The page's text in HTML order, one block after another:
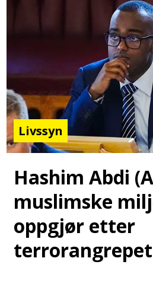
Livssyn
Hashim Abdi
muslimske
oppgjør etter